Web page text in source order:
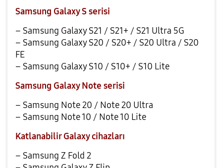
Samsung Galaxy S serisi
– Samsung Galaxy S21 / S21+ / S21 Ultra 5G
– Samsung Galaxy S20 / S20+ / S20 Ultra / S20
FE
– Samsung Galaxy S10 / S10+ / S10 Lite
Samsung Galaxy Note serisi
– Samsung Note 20 / Note 20 Ultra
– Samsung Note 10 / Note 10 Lite
Katlanabilir Galaxy cihazları
– Samsung Z Fold 2